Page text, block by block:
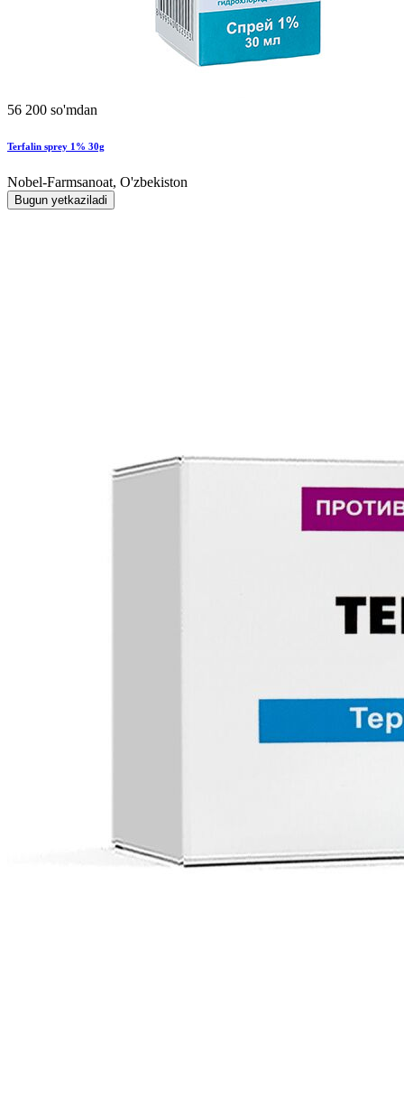
56 200 so'mdan
Terfalin sprey 1% 30g
Nobel-Farmsanoat, O'zbekiston
Bugun yetkaziladi